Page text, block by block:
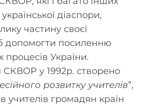
діаспори,
частину своєї
допомогти посиленню
України.
СКВОР у 1992р. створено
розвитку учителів”,
учителів громадян країн